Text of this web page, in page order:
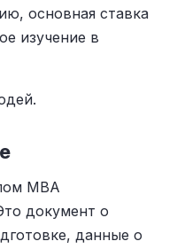
основная ставка
изучение в
MBA
документ о
данные о